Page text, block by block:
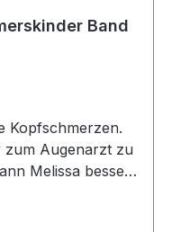
Band
Kopfschmerzen.
zum Augenarzt zu
Melissa besser